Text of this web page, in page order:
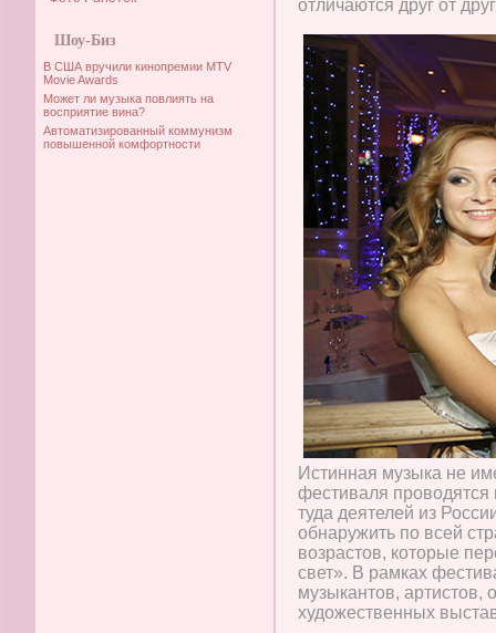
Шоу-Биз
В США вручили кинопремии MTV
Movie Awards
Может ли музыка повлиять на
восприятие вина?
Автоматизированный коммунизм
повышенной комфортности
отличаются друг от
Истинная музыка не
фестиваля
туда деятелей из
обнаружить по всей
возрастов, которые
свет». В рамках
музыкантов,
художественных